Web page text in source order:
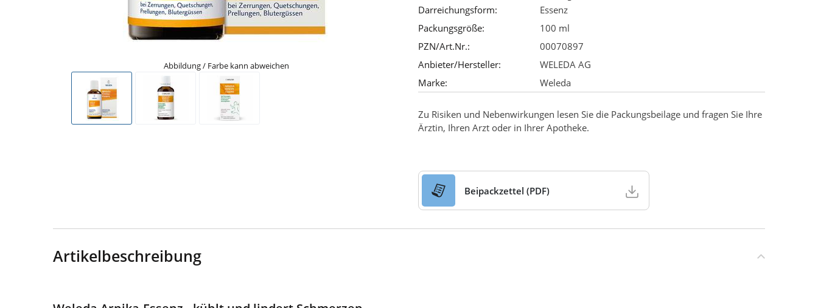
Abbildung / Farbe kann abweichen
Darreichungsform:
Essenz
Packungsgröße:
100 ml
PZN/Art.Nr.:
00070897
Anbieter/Hersteller:
WELEDA AG
Marke:
Weleda
Zu Risiken und Nebenwirkungen lesen Sie die Packungsbeilage und fragen Sie Ihre
Ärztin, Ihren Arzt oder in Ihrer Apotheke.
Beipackzettel (PDF)
Artikelbeschreibung